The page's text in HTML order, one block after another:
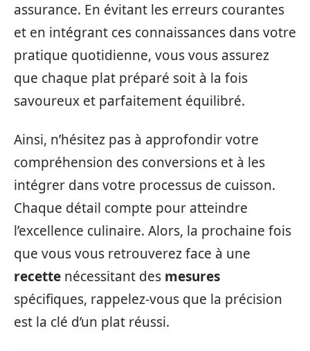
assurance. En évitant les erreurs courantes
et en intégrant ces connaissances dans votre
pratique quotidienne, vous vous assurez
que chaque plat préparé soit à la fois
savoureux et parfaitement équilibré.
Ainsi, n’hésitez pas à approfondir votre
compréhension des conversions et à les
intégrer dans votre processus de cuisson.
Chaque détail compte pour atteindre
l’excellence culinaire. Alors, la prochaine fois
que vous vous retrouverez face à une
recette nécessitant des mesures
spécifiques, rappelez-vous que la précision
est la clé d’un plat réussi.